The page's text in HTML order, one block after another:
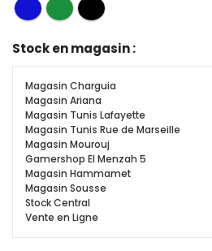
Stock en magasin :
Magasin Charguia
Magasin Ariana
Magasin Tunis Lafayette
Magasin Tunis Rue de Marseille
Magasin Mourouj
Gamershop El Menzah 5
Magasin Hammamet
Magasin Sousse
Stock Central
Vente en Ligne